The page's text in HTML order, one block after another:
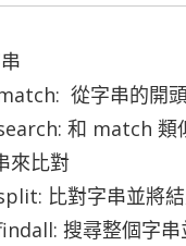
從字串的開
和 match 類
來比對
比對字串並將結
搜尋整個字